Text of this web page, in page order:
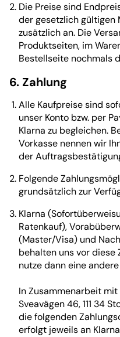
Die Preise sind
der gesetzlich gültigen
zusätzlich an. Die
Produktseiten, im
Bestellseite nochmals
6. Zahlung
Alle Kaufpreise sind
unser Konto bzw. per
Klarna zu begleichen.
Vorkasse nennen wir
der
Folgende
grundsätzlich zur
Klarna
Ratenkauf),
(Master/Visa) und
behalten uns vor
nutze dann eine
In Zusammenarbeit mit
Sveavägen 46, 111 34
die folgenden
erfolgt jeweils an